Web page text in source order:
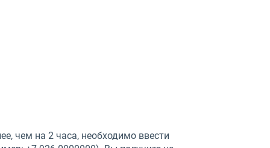
чем на 2 часа, необходимо ввести